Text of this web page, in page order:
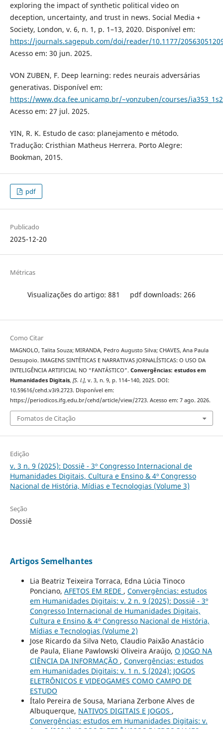
exploring the impact of synthetic political video on
deception, uncertainty, and trust in news. Social Media +
Society, London, v. 6, n. 1, p. 1–13, 2020. Disponível em:
https://journals.sagepub.com/doi/reader/10.1177/
Acesso em: 30 jun. 2025.
VON ZUBEN, F. Deep learning: redes neurais adversárias
generativas. Disponível em:
https://www.dca.fee.unicamp.br/~vonzuben/courses/
Acesso em: 27 jul. 2025.
YIN, R. K. Estudo de caso: planejamento e método.
Tradução: Cristhian Matheus Herrera. Porto Alegre:
Bookman, 2015.
pdf
Publicado
2025-12-20
Métricas
Visualizações do artigo: 881 pdf downloads: 266
Como Citar
MAGNOLO, Talita Souza; MIRANDA, Pedro Augusto Silva; CHAVES, Ana Paula
Dessupoio. IMAGENS SINTÉTICAS E NARRATIVAS JORNALÍSTICAS: O USO DA
INTELIGÊNCIA ARTIFICIAL NO “FANTÁSTICO”. Convergências: estudos em
Humanidades Digitais, [S. l.], v. 3, n. 9, p. 114–140, 2025. DOI:
10.59616/cehd.v3i9.2723. Disponível em:
https://periodicos.ifg.edu.br/cehd/article/view/2723. Acesso em: 7 ago. 2026.
Fomatos de Citação
Edição
v. 3 n. 9 (2025): Dossiê - 3º Congresso Internacional de
Humanidades Digitais, Cultura e Ensino & 4º Congresso
Nacional de História, Mídias e Tecnologias (Volume 3)
Seção
Dossiê
Artigos Semelhantes
Lia Beatriz Teixeira Torraca, Edna Lúcia Tinoco
Ponciano, AFETOS EM REDE , Convergências: estudos
em Humanidades Digitais: v. 2 n. 9 (2025): Dossiê - 3º
Congresso Internacional de Humanidades Digitais,
Cultura e Ensino & 4º Congresso Nacional de História,
Mídias e Tecnologias (Volume 2)
Jose Ricardo da Silva Neto, Claudio Paixão Anastácio
de Paula, Eliane Pawlowski Oliveira Araújo, O JOGO NA
CIÊNCIA DA INFORMAÇÃO , Convergências: estudos
em Humanidades Digitais: v. 1 n. 5 (2024): JOGOS
ELETRÔNICOS E VIDEOGAMES COMO CAMPO DE
ESTUDO
Ítalo Pereira de Sousa, Mariana Zerbone Alves de
Albuquerque, NATIVOS DIGITAIS E JOGOS ,
Convergências: estudos em Humanidades Digitais: v.